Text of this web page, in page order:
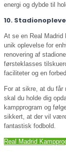
energi og dybde til
10.
At se en Real Madrid
unik oplevelse for
renovering af
førsteklasses
faciliteter og en
For at sikre, at du
skal du holde dig
kampprogram og
sikkert, at der vil
fantastisk fodbold.
Real Madrid